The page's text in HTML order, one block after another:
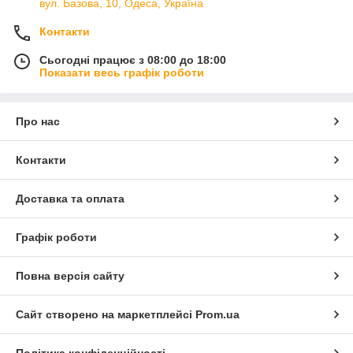
вул. Базова, 10, Одеса, Україна
Контакти
Сьогодні працює з 08:00 до 18:00
Показати весь графік роботи
Про нас
Контакти
Доставка та оплата
Графік роботи
Повна версія сайту
Сайт створено на маркетплейсі Prom.ua